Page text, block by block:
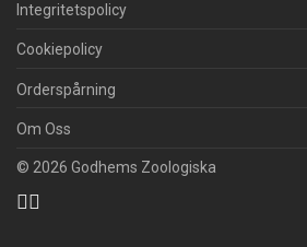
Integritetspolicy
Cookiepolicy
Orderspårning
Om Oss
© 2026 Godhems Zoologiska